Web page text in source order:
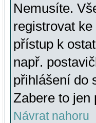
Nemusíte.
registrovat
přístup k
např.
přihlášení do
Zabere to jen
Návrat nahoru